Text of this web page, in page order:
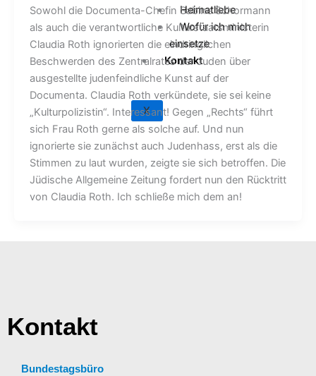
Heimatliebe
Wofür ich mich
einsetze
Kontakt
X
Sowohl die Documenta-Chefin Sabine Schormann
als auch die verantwortliche Kulturstaatsministerin
Claudia Roth ignorierten die eindringlichen
Beschwerden des Zentralrates der Juden über
ausgestellte judenfeindliche Kunst auf der
Documenta. Claudia Roth verkündete, sie sei keine
„Kulturpolizistin“. Interessant! Gegen „Rechts“ führt
sich Frau Roth gerne als solche auf. Und nun
ignorierte sie zunächst auch Judenhass, erst als die
Stimmen zu laut wurden, zeigte sie sich betroffen. Die
Jüdische Allgemeine Zeitung fordert nun den Rücktritt
von Claudia Roth. Ich schließe mich dem an!
Kontakt
Bundestagsbüro